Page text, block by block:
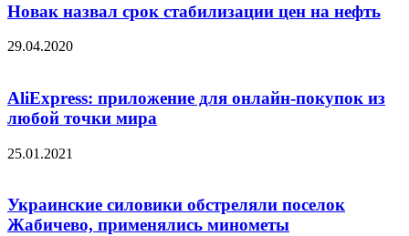
Новак назвал срок стабилизации цен на нефть
29.04.2020
AliExpress: приложение для онлайн-покупок из
любой точки мира
25.01.2021
Украинские силовики обстреляли поселок
Жабичево, применялись минометы